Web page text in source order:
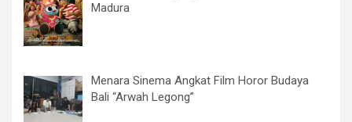
Madura
Menara Sinema Angkat Film Horor Budaya
Bali “Arwah Legong”